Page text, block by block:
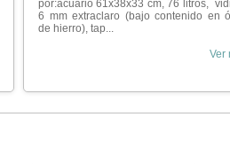
por:acuario 61x38x33 cm, 76 litros,
6 mm extraclaro (bajo contenido en
de hierro), tap...
Ver